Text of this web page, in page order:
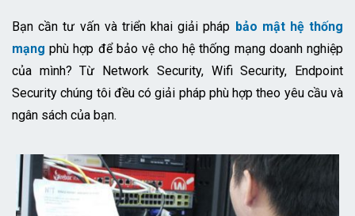
Bạn cần tư vấn và triển khai giải pháp bảo mật hệ thống
mạng phù hợp để bảo vệ cho hệ thống mạng doanh nghiệp
của mình? Từ Network Security, Wifi Security, Endpoint
Security chúng tôi đều có giải pháp phù hợp theo yêu cầu và
ngân sách của bạn.